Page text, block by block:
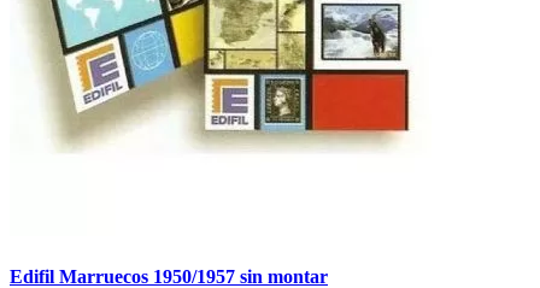
Edifil Marruecos 1950/1957 sin montar